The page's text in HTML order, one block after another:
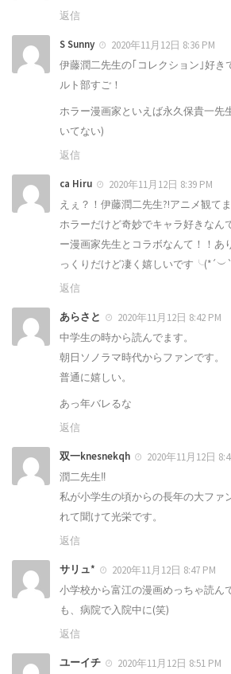
返信
S Sunny
2020年11月12日 8:36 PM
伊藤潤二先生の｢コレクション｣好き
ルト部すご！
ホラー漫画家といえば永久保貴一
いてない)
返信
ca Hiru
2020年11月12日 8:39 PM
えぇ？！伊藤潤二先生?!アニメ観て
ホラーだけど奇妙でキャラ好きなん
ー漫画家先生とコラボなんて！！あ
っくりだけど凄く嬉しいです
返信
あらさと
2020年11月12日 8:42 PM
中学生の時から読んでます。
朝日ソノラマ時代からファンです。
普通に嬉しい。
あっ年バレるな
返信
双一knesnekqh
2020年11月12日
潤二先生‼️
私が小学生の頃からの長年の大ファ
れて聞けて光栄です。
返信
サリュ*
2020年11月12日 8:47 PM
小学校から富江の漫画めっちゃ読
も、病院で入院中に(笑)
返信
ユーイチ 2020年11月12日 8:51 PM